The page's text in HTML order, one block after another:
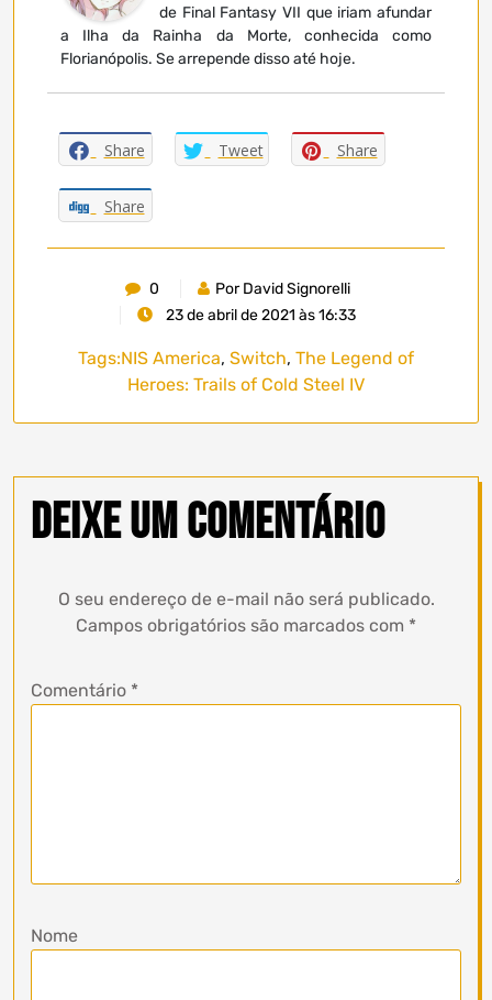
de Final Fantasy VII que iriam afundar
a Ilha da Rainha da Morte, conhecida como
Florianópolis. Se arrepende disso até hoje.
Share Tweet Share
Share
0
Por David Signorelli
23 de abril de 2021 às 16:33
Tags:NIS America, Switch, The Legend of
Heroes: Trails of Cold Steel IV
Deixe um comentário
O seu endereço de e-mail não será publicado.
Campos obrigatórios são marcados com *
Comentário *
Nome